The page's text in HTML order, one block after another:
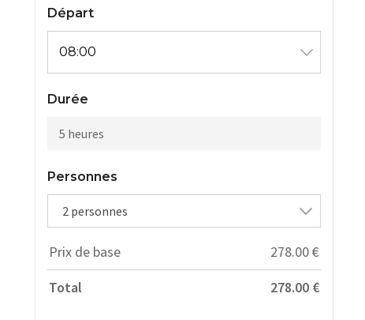
Départ
Durée
5 heures
Personnes
2 personnes
Prix de base 278.00€
Total
278.00 €